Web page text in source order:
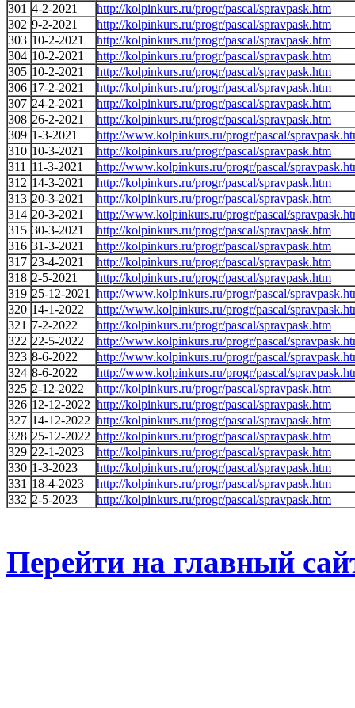
301 4-2-2021
http://kolpinkurs.ru/progr/pascal/spravpask.htm
302 9-2-2021
http://kolpinkurs.ru/progr/pascal/spravpask.htm
303 10-2-2021
http://kolpinkurs.ru/progr/pascal/spravpask.htm
304 10-2-2021
http://kolpinkurs.ru/progr/pascal/spravpask.htm
305 10-2-2021
http://kolpinkurs.ru/progr/pascal/spravpask.htm
306 17-2-2021
http://kolpinkurs.ru/progr/pascal/spravpask.htm
307 24-2-2021
http://kolpinkurs.ru/progr/pascal/spravpask.htm
308 26-2-2021
http://kolpinkurs.ru/progr/pascal/spravpask.htm
309 1-3-2021
http://www.kolpinkurs.ru/progr/pascal/
310 10-3-2021
http://kolpinkurs.ru/progr/pascal/spravpask.htm
311
11-3-2021
http://www.kolpinkurs.ru/progr/pascal/
312 14-3-2021
http://kolpinkurs.ru/progr/pascal/spravpask.htm
313 20-3-2021
http://kolpinkurs.ru/progr/pascal/spravpask.htm
314 20-3-2021
http://www.kolpinkurs.ru/progr/pascal/
315 30-3-2021
http://kolpinkurs.ru/progr/pascal/spravpask.htm
316 31-3-2021
http://kolpinkurs.ru/progr/pascal/spravpask.htm
317 23-4-2021
http://kolpinkurs.ru/progr/pascal/spravpask.htm
318 2-5-2021
http://kolpinkurs.ru/progr/pascal/spravpask.htm
319 25-12-2021
http://www.kolpinkurs.ru/progr/pascal/
320 14-1-2022
http://www.kolpinkurs.ru/progr/pascal/
321 7-2-2022
http://kolpinkurs.ru/progr/pascal/spravpask.htm
322 22-5-2022
http://www.kolpinkurs.ru/progr/pascal/
323 8-6-2022
http://www.kolpinkurs.ru/progr/pascal/
324 8-6-2022
http://www.kolpinkurs.ru/progr/pascal/
325 2-12-2022
http://kolpinkurs.ru/progr/pascal/spravpask.htm
326 12-12-2022 http://kolpinkurs.ru/progr/pascal/spravpask.htm
327 14-12-2022 http://kolpinkurs.ru/progr/pascal/spravpask.htm
328 25-12-2022 http://kolpinkurs.ru/progr/pascal/spravpask.htm
329 22-1-2023
http://kolpinkurs.ru/progr/pascal/spravpask.htm
330 1-3-2023
http://kolpinkurs.ru/progr/pascal/spravpask.htm
331 18-4-2023
http://kolpinkurs.ru/progr/pascal/spravpask.htm
332 2-5-2023 http://kolpinkurs.ru/progr/pascal/spravpask.htm
Перейти на главный